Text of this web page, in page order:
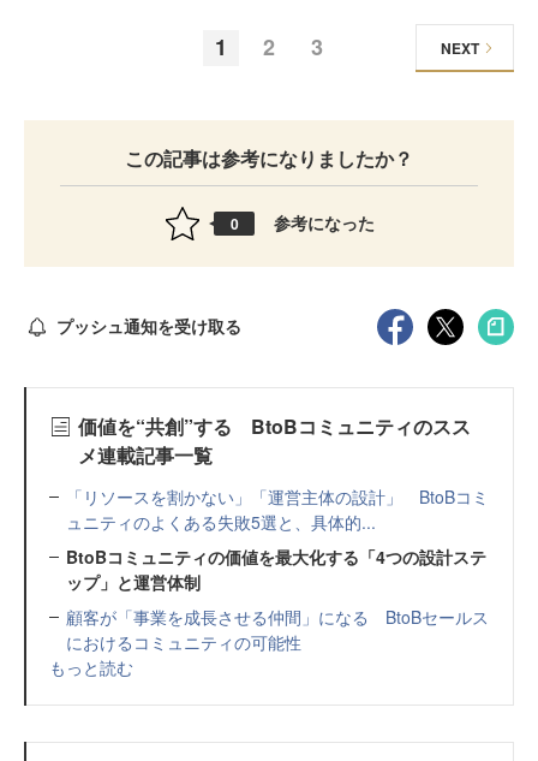
1 2 3 NEXT
この記事は参考になりましたか？
0 参考になった
プッシュ通知を受け取る
価値を“共創”する BtoBコミュニティのスス
メ連載記事一覧
「リソースを割かない」「運営主体の設計」 BtoBコミ
ュニティのよくある失敗5選と、具体的...
BtoBコミュニティの価値を最大化する「4つの設計ステ
ップ」と運営体制
顧客が「事業を成長させる仲間」になる BtoBセールス
におけるコミュニティの可能性
もっと読む